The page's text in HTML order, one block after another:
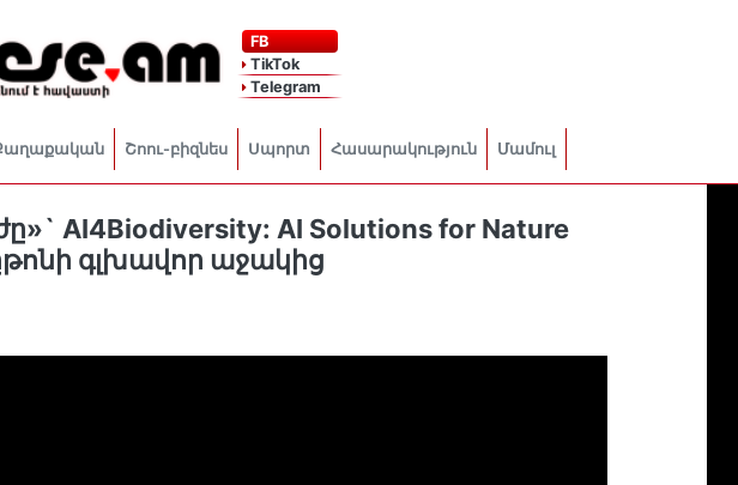
FB
TikTok
Telegram
Շոու-բիզնես Սպորտ Հասարակություն Մամուլ
AI4Biodiversity: AI Solutions for Nature
գլխավոր աջակից